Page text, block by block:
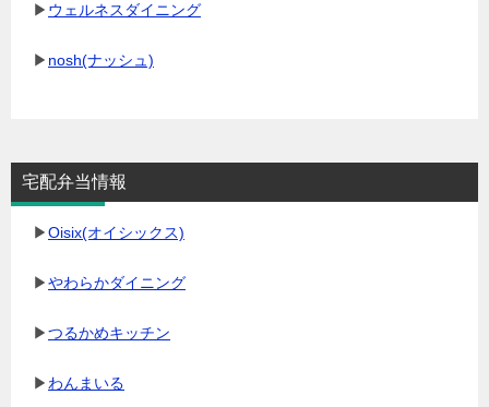
▶ ウェルネスダイニング
▶ nosh(ナッシュ)
宅配弁当情報
▶Oisix(オイシックス)
▶やわらかダイニング
▶つるかめキッチン
▶わんまいる